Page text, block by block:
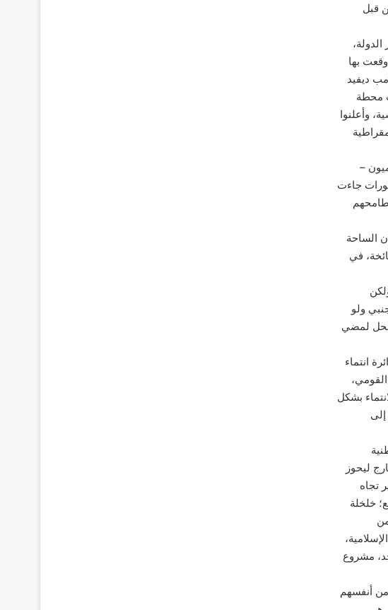
قبل
وقعت بها
ديفيد
محطة
وأعلنوا
–
جاءت
الساحة
في
ولو
محل لمضي
انتماء
بشكل
ليحوز
تجاه
خلخلة
مشروع
أنفسهم